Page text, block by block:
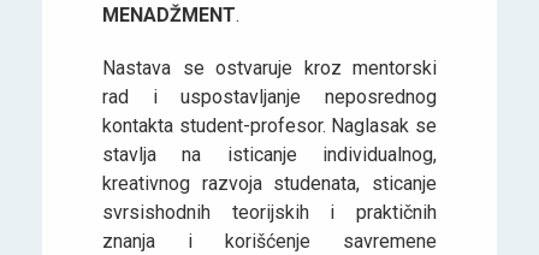
MENADŽMENT.
Nastava se ostvaruje kroz mentorski
rad i uspostavljanje neposrednog
kontakta student-profesor. Naglasak se
stavlja na isticanje individualnog,
kreativnog razvoja studenata, sticanje
svrsishodnih teorijskih i praktičnih
znanja i korišćenje savremene